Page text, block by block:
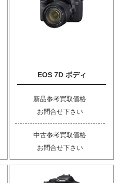
EOS 7D ボディ
新品参考買取価格
お問合せ下さい
中古参考買取価格
お問合せ下さい